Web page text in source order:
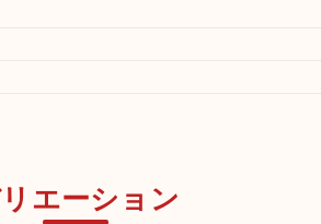
エーション